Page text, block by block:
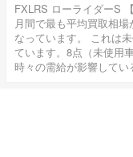
FXLRS ローライダーS
月間で最も平均買取相
なっています。 これは
ています。8点（未使用
時々の需給が影響してい